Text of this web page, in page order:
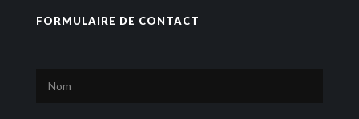
FORMULAIRE DE CONTACT